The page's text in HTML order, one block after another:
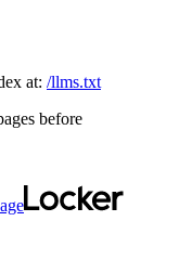
at: /llms.txt
before